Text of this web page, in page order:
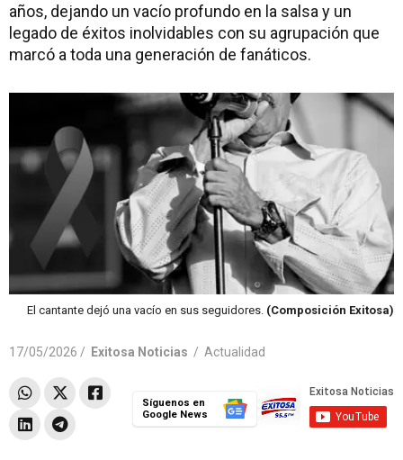
años, dejando un vacío profundo en la salsa y un
legado de éxitos inolvidables con su agrupación que
marcó a toda una generación de fanáticos.
El cantante dejó una vacío en sus seguidores. (Composición Exitosa)
17/05/2026 / Exitosa Noticias / Actualidad
Síguenos en
Google News